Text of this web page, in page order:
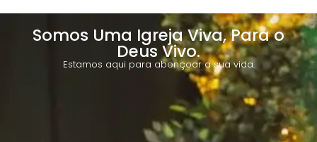
Somos Uma Igreja Viva, Para o
Deus Vivo.
Estamos aqui para abençoar a sua vida.